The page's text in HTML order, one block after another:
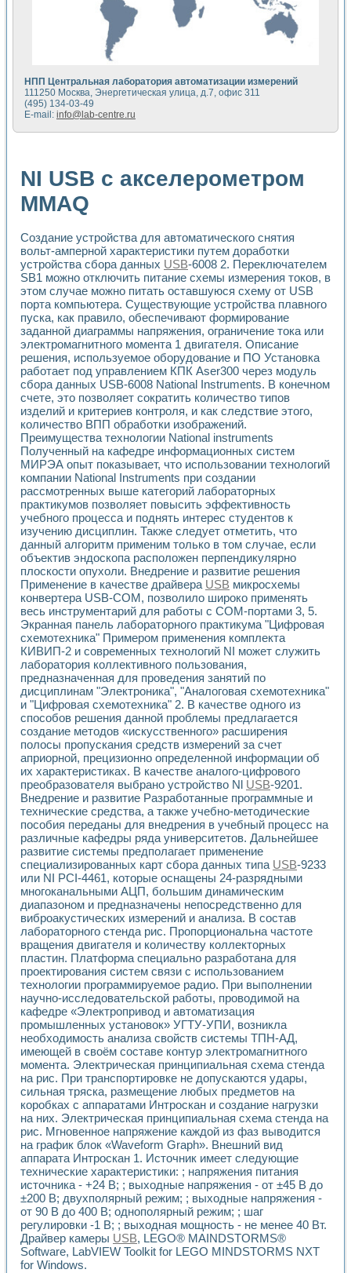
Визуализация моделирования и оптимизации тепловой
Виртуальный прибор для исследования функциональных
Исследование возможности создания экономичного
Исследование кинетики движения макрочастиц в
Метод прогнозирования свойств дисперсных продуктов
Недорогая система управления сверхпроводящим
Применение технологий NI в курсе экспериментальной
Расчет переноса аэрозоля и выпадения осадка в
Применение NI VISION для геометрического анализа в
Система температурной стабилизации
Управление движением с помощью программно -
Система управления асинхронным тиристорным
Лазерный профилометр
Применение средств NATIONAL INSTRUMENTS для
Разработка автоматизированного стенда для
Автоматизированный стенд рентгеновской диагностики
Высокочувствительные оптоэлектронные
Установка для измерения диэлектрических свойств
Исследование кинетики зарождения и развития
Лабораторный электрический импедансный томограф на
Микрозондовая система для характеризации
Метод траекторий в исследовании
Промышленная автоматизация
Автоматизация технологических процессов получения
Использование систем технического зрения для контроля
Исследование электромагнитных переходных процессов
Применение LabVIEW при разработке обучающих
Разработка виртуальных тренажеров путем
Система блокировок, сигнализации и защиты ускорителя
Система сбора данных и управления процессом
Управление температурой газовой среды специальной
Разработка программного обеспечения с
Использование технологий NATIONAL INSTRUMENTS
Оборудование для промышленной термотрансферной
Автоматизация реометрических исследований на базе
Применение измерителя иммитанса для исследова¬ния
Исследование электромагнитных переходных процессов
Стенд для исследования электрических переходных
Автоматизация контроля сварных швов на базе
Измерительный контроль с применением
Моделирование надежности и эффективности систем
Лабораторные практикумы и учебные стенды
Автоматизация лабораторного стенда по измерению
Автоматизированные лабораторные комплексы для
Виртуальный прибор для исследования нелинейных
Использование виртуальных приборов в процесе
Использование программ ELECTRONICS WORKBENCH-
Лабораторный практикум по дисциплине «Цифровые
Лабораторный практикум по ИНС на основе LabVIEW
Лабораторный практикум по основам теории коммутации
Опыт использования NI LabVIEW для создания
Применение LabVIEW для исследования течения в
Создание виртуальной работы «Изучение магнитных
Обратный маятник
Устройство для изучения основ интерфейсов обмена по
Лабораторный практикум: изучение адиабатического
Стенд для исследования электрических переходных
Система статистической обработки результатов
Автоматизация лазерно-плазменных измерений с
Модельно-измерительный комплекс. Назначение. Состав.
Использование технологий NATIONAL INSTRUMENTS
Учебный практикум "Спектральный и корреляционный
Учебный стенд для исследования принципа действия
Оборудование и программное обеспечение учебных
Виртуальный лабораторный практикум для изучения
Управление роботом ТУР-10 средствами LabVIEW
Аппаратно-программный комплекс для исследования
Автоматизированный дистанционный лабораторный
Исследование возможности реставрации одномерных
Использование технологий NATIONAL INSTRUMENTS в
Разработка модификаций алгоритма полигармонической
Учебный стенд для исследования принципа действия
Виртуальная система поддержки принимаемых решений в
Преемственность дисциплин «Моделирование систем» и
Универсальный стенд для исследования электрических
Лабораторные практикумы по информационно-
Виртуальный измеритель частотных характеристик на
Лабораторный практикум по основам теории Коммутации
Разработка виртуальной лабораторной работы
Виртуальные практикумы по электротехнике в среде
Из опыта внедрения в рамках национального проекта
НПП Центральная лаборатория автоматизации измерений
111250 Москва, Энергетическая улица, д.7, офис 311
(495) 134-03-49
E-mail: info@lab-centre.ru
NI USB с акселерометром
MMAQ
Создание устройства для автоматического снятия
вольт-амперной характеристики путем доработки
устройства сбора данных USB-6008 2. Переключателем
SB1 можно отключить питание схемы измерения токов, в
этом случае можно питать оставшуюся схему от USB
порта компьютера. Существующие устройства плавного
пуска, как правило, обеспечивают формирование
заданной диаграммы напряжения, ограничение тока или
электромагнитного момента 1 двигателя. Описание
решения, используемое оборудование и ПО Установка
работает под управлением КПК Aser300 через модуль
сбора данных USB-6008 National Instruments. В конечном
счете, это позволяет сократить количество типов
изделий и критериев контроля, и как следствие этого,
количество ВПП обработки изображений.
Преимущества технологии National instruments
Полученный на кафедре информационных систем
МИРЭА опыт показывает, что использовании технологий
компании National Instruments при создании
рассмотренных выше категорий лабораторных
практикумов позволяет повысить эффективность
учебного процесса и поднять интерес студентов к
изучению дисциплин. Также следует отметить, что
данный алгоритм применим только в том случае, если
объектив эндоскопа расположен перпендикулярно
плоскости опухоли. Внедрение и развитие решения
Применение в качестве драйвера USB микросхемы
конвертера USB-COM, позволило широко применять
весь инструментарий для работы с СОМ-портами 3, 5.
Экранная панель лабораторного практикума "Цифровая
схемотехника" Примером применения комплекта
КИВИП-2 и современных технологий NI может служить
лаборатория коллективного пользования,
предназначенная для проведения занятий по
дисциплинам "Электроника", "Аналоговая схемотехника"
и "Цифровая схемотехника" 2. В качестве одного из
способов решения данной проблемы предлагается
создание методов «искусственного» расширения
полосы пропускания средств измерений за счет
априорной, прецизионно определенной информации об
их характеристиках. В качестве аналого-цифрового
преобразователя выбрано устройство Nl USB-9201.
Внедрение и развитие Разработанные программные и
технические средства, а также учебно-методические
пособия переданы для внедрения в учебный процесс на
различные кафедры ряда университетов. Дальнейшее
развитие системы предполагает применение
специализированных карт сбора данных типа USB-9233
или NI PCI-4461, которые оснащены 24-разрядными
многоканальными АЦП, большим динамическим
диапазоном и предназначены непосредственно для
виброакустических измерений и анализа. В состав
лабораторного стенда рис. Пропорциональна частоте
вращения двигателя и количеству коллекторных
пластин. Платформа специально разработана для
проектирования систем связи с использованием
технологии программируемое радио. При выполнении
научно-исследовательской работы, проводимой на
кафедре «Электропривод и автоматизация
промышленных установок» УГТУ-УПИ, возникла
необходимость анализа свойств системы ТПН-АД,
имеющей в своём составе контур электромагнитного
момента. Электрическая принципиальная схема стенда
на рис. При транспортировке не допускаются удары,
сильная тряска, размещение любых предметов на
коробках с аппаратами Интроскан и создание нагрузки
на них. Электрическая принципиальная схема стенда на
рис. Мгновенное напряжение каждой из фаз выводится
на график блок «Waveform Graph». Внешний вид
аппарата Интроскан 1. Источник имеет следующие
технические характеристики: ; напряжения питания
источника - +24 В; ; выходные напряжения - от ±45 В до
±200 В; двухполярный режим; ; выходные напряжения -
от 90 В до 400 В; однополярный режим; ; шаг
регулировки -1 В; ; выходная мощность - не менее 40 Вт.
Драйвер камеры USB, LEGO® MAINDSTORMS®
Software, LabVIEW Toolkit for LEGO MINDSTORMS NXT
for Windows.